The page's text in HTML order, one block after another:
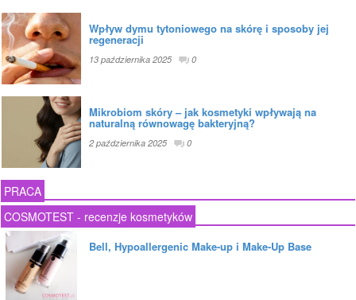
Wpływ dymu tytoniowego na skórę i sposoby jej
regeneracji
13 października 2025 0
Mikrobiom skóry – jak kosmetyki wpływają na
naturalną równowagę bakteryjną?
2 października 2025 0
PRACA
COSMOTEST - recenzje kosmetyków
Bell, Hypoallergenic Make-up i Make-Up Base